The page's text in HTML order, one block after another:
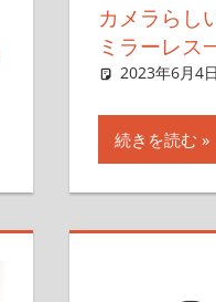
カメラらし
ミラーレス
2023年6月4日
続きを読む